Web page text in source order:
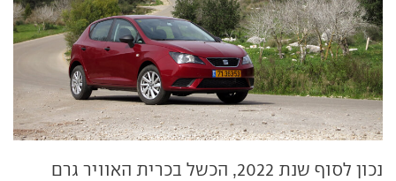
נכון לסוף שנת 2022, הכשל בכרית האוויר גרם